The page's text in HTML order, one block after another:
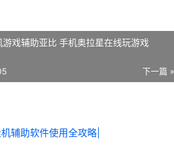
游戏辅助亚比 手机奥拉星在线玩游戏
下一篇 »
辅助软件使用全攻略|